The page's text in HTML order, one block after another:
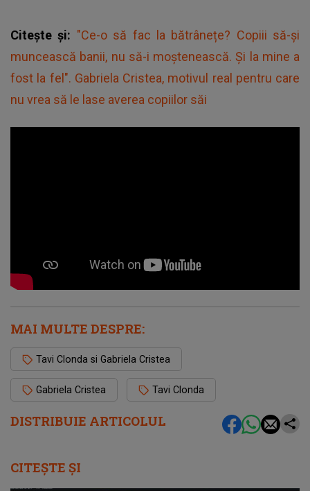
DISTRIBUIE ARTICOLUL
Citește și: "Ce-o să fac la bătrânețe? Copiii să-și
muncească banii, nu să-i moștenească. Și la mine a
fost la fel". Gabriela Cristea, motivul real pentru care
nu vrea să le lase averea copiilor săi
MAI MULTE DESPRE:
Tavi Clonda si Gabriela Cristea
Gabriela Cristea Tavi Clonda
CITEȘTE ȘI